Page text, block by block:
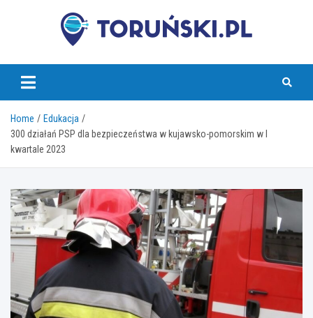
torunski.pl
Home
Edukacja
300 działań PSP dla bezpieczeństwa w kujawsko-pomorskim w I
kwartale 2023